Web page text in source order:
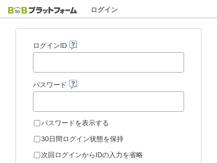
ログイン
ログインID
パスワード
パスワードを表示する
30日間ログイン状態を保持
次回ログインからIDの入力を省略